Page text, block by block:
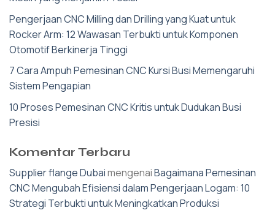
Pengerjaan CNC Milling dan Drilling yang Kuat untuk
Rocker Arm: 12 Wawasan Terbukti untuk Komponen
Otomotif Berkinerja Tinggi
7 Cara Ampuh Pemesinan CNC Kursi Busi Memengaruhi
Sistem Pengapian
10 Proses Pemesinan CNC Kritis untuk Dudukan Busi
Presisi
Komentar Terbaru
Supplier flange DubaimengenaiBagaimana Pemesinan
CNC Mengubah Efisiensi dalam Pengerjaan Logam: 10
Strategi Terbukti untuk Meningkatkan Produksi